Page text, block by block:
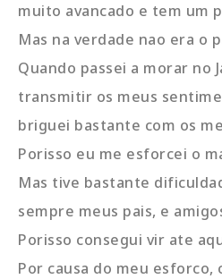
muito avancado e tem um
Mas na verdade nao era o
Quando passei a morar no
transmitir os meus
briguei bastante com os
Porisso eu me esforcei o
Mas tive bastante
sempre meus pais, e
Porisso consegui vir ate
Por causa do meu esforco,